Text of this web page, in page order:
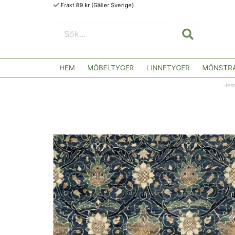
Frakt 89 kr (Gäller Sverige)
HEM MÖBELTYGER LINNETYGER
Hem